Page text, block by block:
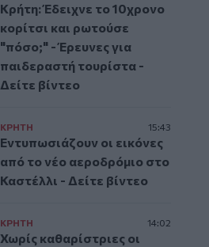
Κρήτη: Έδειχνε το 10χρονο
κορίτσι και ρωτούσε
"πόσο;" - Έρευνες για
παιδεραστή τουρίστα -
Δείτε βίντεο
ΚΡΗΤΗ 15:43
Εντυπωσιάζουν οι εικόνες
από το νέο αεροδρόμιο στο
Καστέλλι - Δείτε βίντεο
ΚΡΗΤΗ 14:02
Χωρίς καθαρίστριες οι